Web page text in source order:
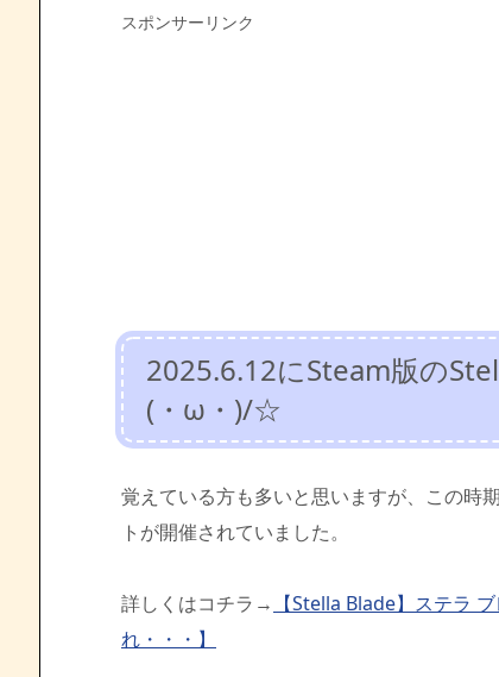
スポンサーリンク
2025.6.12にSteam版の
(・ω・)/☆
覚えている方も多いと思いますが、この時
トが開催されていました。
詳しくはコチラ→ 【Stella Blade】ステラ
れ・・・】